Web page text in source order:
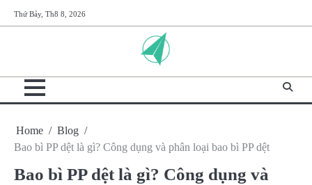
to
Thứ Bảy, Th8 8, 2026
Home
Blog
Bao bì PP dệt là gì? Công dụng và phân loại bao bì PP dệt
Bao bì PP dệt là gì? Công dụng và